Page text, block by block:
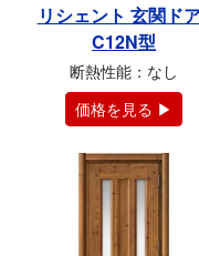
リシェント 玄関ド
C12N型
断熱性能：なし
価格を見る ▶